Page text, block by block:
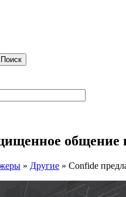
» Другие » Confide